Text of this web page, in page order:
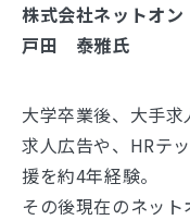
株式会社ネットオ
戸田 泰雅氏
大学卒業後、大手
求人広告や、HRテ
援を約4年経験。
その後現在のネッ